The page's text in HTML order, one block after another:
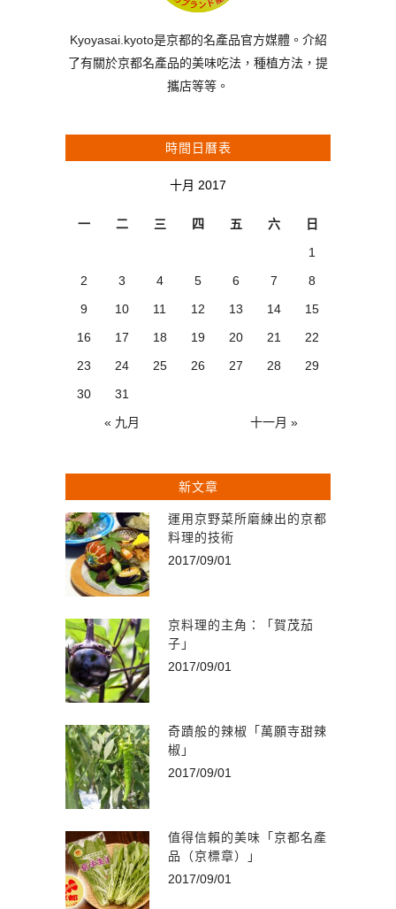
Kyoyasai.kyoto是京都的名產品官方媒體。介紹
了有關於京都名產品的美味吃法，種植方法，提
攜店等等。
時間日曆表
十月 2017
一 二 三 四 五 六 日
« 九月 十一月 »
1
2
3 4 5 6 7
8
9
10 11 12 13 14
15
16
17 18 19 20 21
22
23
24 25 26 27 28
29
30
31
新文章
運用京野菜所磨練出的京都
料理的技術
2017/09/01
京料理的主角：「賀茂茄
子」
2017/09/01
奇蹟般的辣椒「萬願寺甜辣
椒」
2017/09/01
值得信賴的美味「京都名產
品（京標章）」
2017/09/01